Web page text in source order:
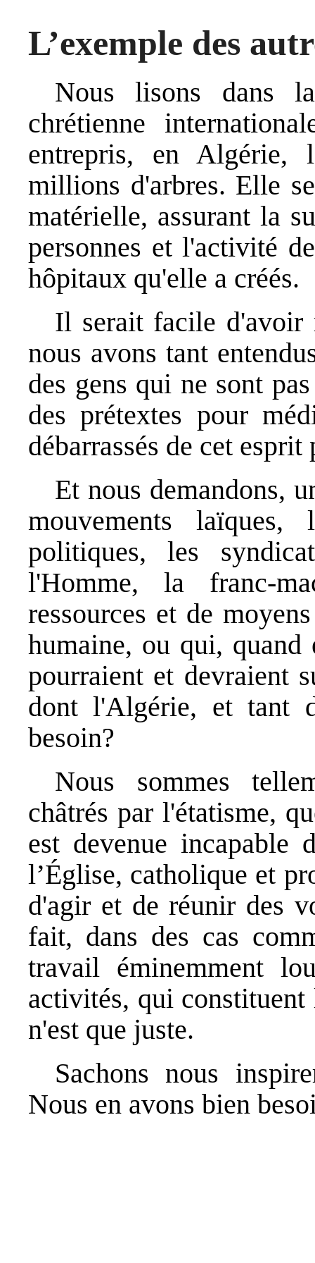
L’exemple des
Nous lisons dans
chrétienne
entrepris, en Algérie,
millions d'arbres. Elle
matérielle, assurant la
personnes et l'activité
hôpitaux qu'elle a créés.
Il serait facile d'avoir
nous avons tant
des gens qui ne sont
des prétextes pour
débarrassés de cet
Et nous demandons,
mouvements
politiques, les
l'Homme, la franc-
ressources et de
humaine, ou qui, quand
pourraient et devraient
dont l'Algérie, et tant
besoin?
Nous sommes
châtrés par l'étatisme,
est devenue
l’Église, catholique et
d'agir et de réunir des
fait, dans des cas
travail éminemment
activités, qui
n'est que juste.
Sachons nous
Nous en avons bien